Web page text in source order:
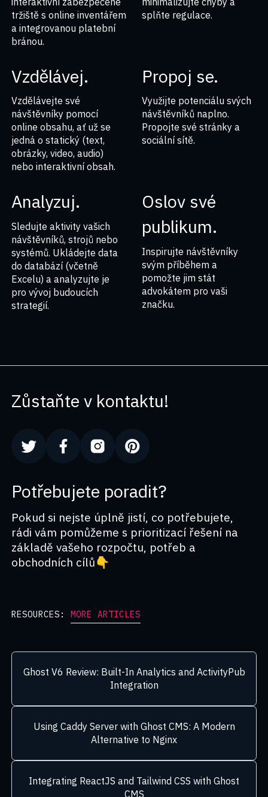
tržiště s online inventářem
a integrovanou platební
bránou.
splňte regulace.
Vzdělávej.
Vzdělávejte své
návštěvníky pomocí
online obsahu, ať už se
jedná o statický (text,
obrázky, video, audio)
nebo interaktivní obsah.
Propoj se.
Využijte potenciálu svých
návštěvníků naplno.
Propojte své stránky a
sociální sítě.
Analyzuj.
Sledujte aktivity vašich
návštěvníků, strojů nebo
systémů. Ukládejte data
do databází (včetně
Excelu) a analyzujte je
pro vývoj budoucích
strategií.
Oslov své
publikum.
Inspirujte návštěvníky
svým příběhem a
pomožte jim stát
advokátem pro vaši
značku.
Zůstaňte v kontaktu!
Potřebujete poradit?
Pokud si nejste úplně jistí, co potřebujete,
rádi vám pomůžeme s prioritizací řešení na
základě vašeho rozpočtu, potřeb a
obchodních cílů👇
RESOURCES:MORE ARTICLES
Ghost V6 Review: Built-In Analytics and ActivityPub
Integration
Using Caddy Server with Ghost CMS: A Modern
Alternative to Nginx
Integrating ReactJS and Tailwind CSS with Ghost
CMS